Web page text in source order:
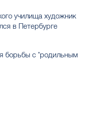
училища художник
в Петербурге
борьбы с "родильным